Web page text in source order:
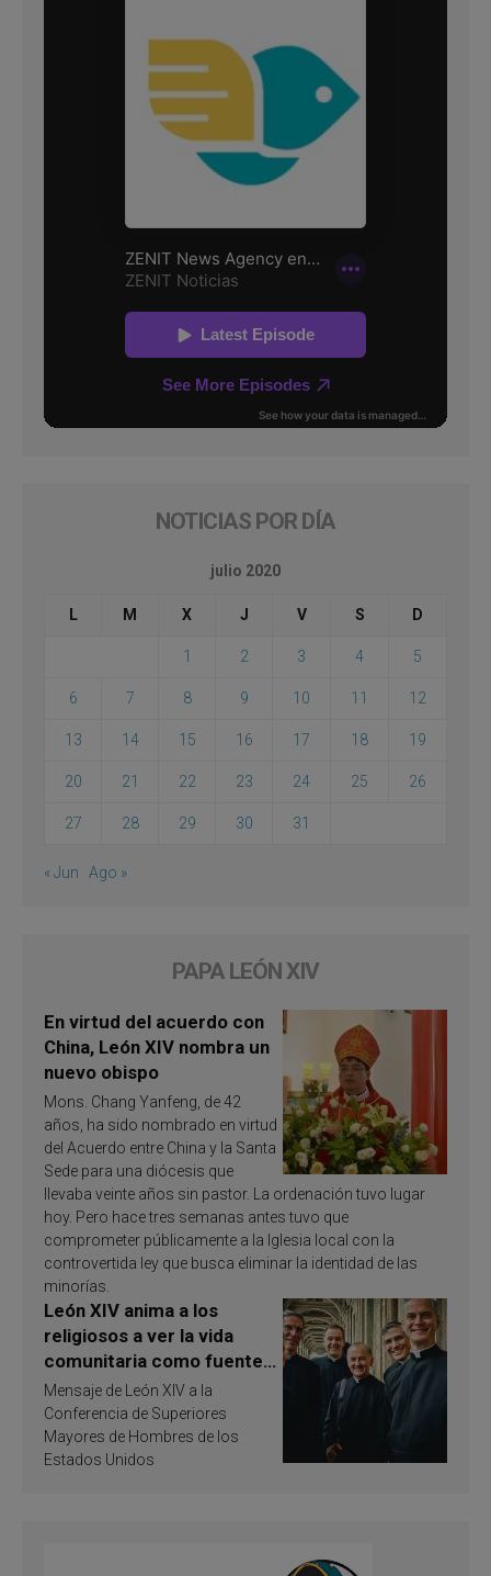
NOTICIAS POR DÍA
julio 2020
L M X J V S D
1 2 3 4 5
6 7 8 9 10 11 12
13 14 15 16 17 18 19
20 21 22 23 24 25 26
27 28 29 30 31
« Jun Ago »
PAPA LEÓN XIV
En virtud del acuerdo con
China, León XIV nombra un
nuevo obispo
Mons. Chang Yanfeng, de 42
años, ha sido nombrado en virtud
del Acuerdo entre China y la Santa
Sede para una diócesis que
llevaba veinte años sin pastor. La ordenación tuvo lugar
hoy. Pero hace tres semanas antes tuvo que
comprometer públicamente a la Iglesia local con la
controvertida ley que busca eliminar la identidad de las
minorías.
León XIV anima a los
religiosos a ver la vida
comunitaria como fuente
de inspiración y
santificación
Mensaje de León XIV a la
Conferencia de Superiores
Mayores de Hombres de los
Estados Unidos